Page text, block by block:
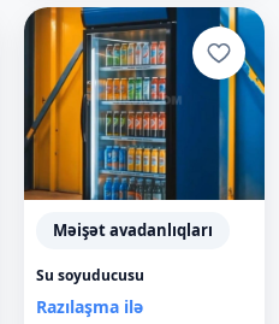
Məişət avadanlıqları
Su soyuducusu
Razılaşma ilə